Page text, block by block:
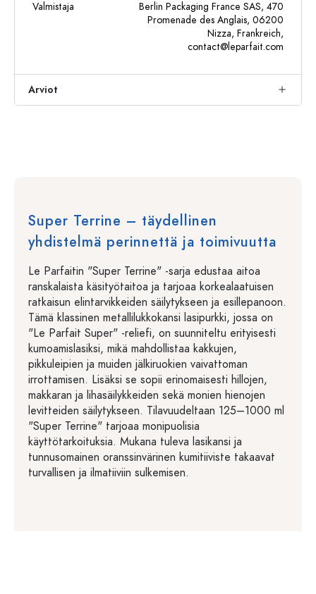
Valmistaja
Berlin Packaging France SAS, 470
Promenade des Anglais, 06200
Nizza, Frankreich,
contact@leparfait.com
Arviot
Super Terrine – täydellinen
yhdistelmä perinnettä ja toimivuutta
Le Parfaitin "Super Terrine" -sarja edustaa aitoa
ranskalaista käsityötaitoa ja tarjoaa korkealaatuisen
ratkaisun elintarvikkeiden säilytykseen ja esillepanoon.
Tämä klassinen metallilukkokansi lasipurkki, jossa on
"Le Parfait Super" -reliefi, on suunniteltu erityisesti
kumoamislasiksi, mikä mahdollistaa kakkujen,
pikkuleipien ja muiden jälkiruokien vaivattoman
irrottamisen. Lisäksi se sopii erinomaisesti hillojen,
makkaran ja lihasäilykkeiden sekä monien hienojen
levitteiden säilytykseen. Tilavuudeltaan 125–1000 ml
"Super Terrine" tarjoaa monipuolisia
käyttötarkoituksia. Mukana tuleva lasikansi ja
tunnusomainen oranssinvärinen kumitiiviste takaavat
turvallisen ja ilmatiiviin sulkemisen.